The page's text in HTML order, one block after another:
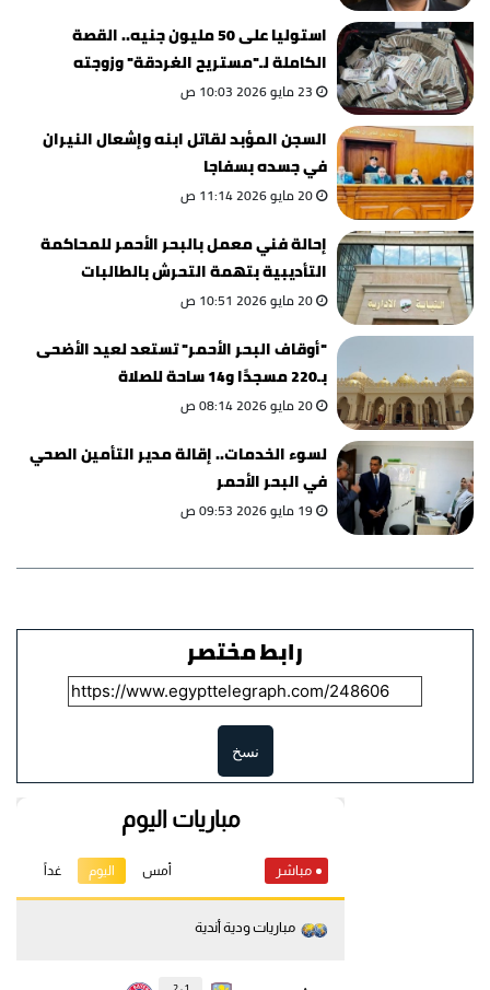
استوليا على 50 مليون جنيه.. القصة
الكاملة لـ"مستريح الغردقة" وزوجته
23 مايو 2026 10:03 ص
السجن المؤبد لقاتل ابنه وإشعال النيران
في جسده بسفاجا
20 مايو 2026 11:14 ص
إحالة فني معمل بالبحر الأحمر للمحاكمة
التأديبية بتهمة التحرش بالطالبات
20 مايو 2026 10:51 ص
"أوقاف البحر الأحمر" تستعد لعيد الأضحى
بـ220 مسجدًا و14 ساحة للصلاة
20 مايو 2026 08:14 ص
لسوء الخدمات.. إقالة مدير التأمين الصحي
في البحر الأحمر
19 مايو 2026 09:53 ص
رابط مختصر
نسخ